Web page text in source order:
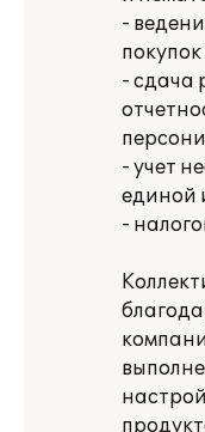
-
- сдача
- учет
единой
-